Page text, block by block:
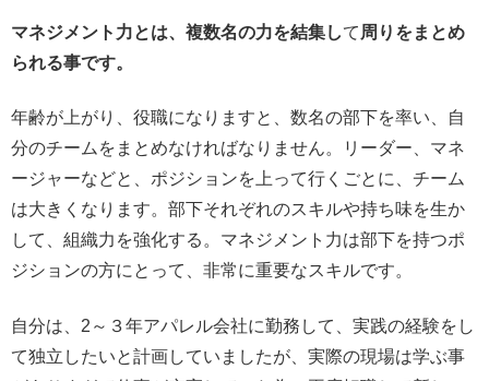
マネジメント力とは、複数名の力を結集して 周りをまとめ
られる事です。
年齢が上がり、役職になりますと、数名の部下を率い、自
分のチームをまとめなければなりません。リーダー、マネ
ージャーなどと、ポジションを上って行くごとに、チーム
は大きくなります。部下それぞれのスキルや持ち味を生か
して、組織力を強化する。マネジメント力は部下を持つポ
ジションの方にとって、非常に重要なスキルです。
自分は、2～３年アパレル会社に勤務して、実践の経験をし
て独立したいと計画していましたが、実際の現場は学ぶ事